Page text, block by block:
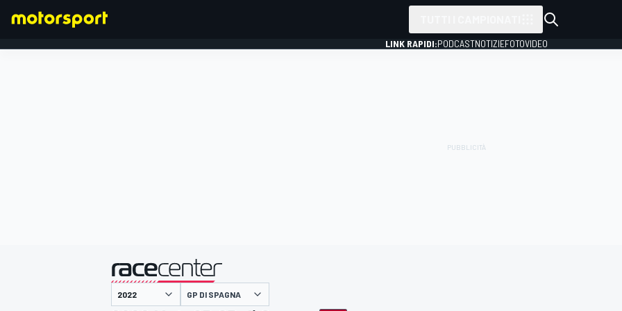
LINK RAPIDI:PODCASTNOTIZIEFOTOVIDEO
presentato da
GP DI SPAGNA